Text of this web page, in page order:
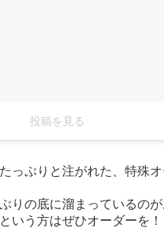
投稿を見る
っぷりと注がれた、特殊
りの底に溜まっているの
いう方はぜひオーダーを！